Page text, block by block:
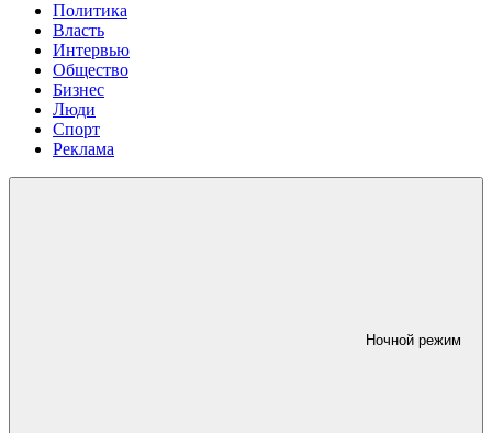
Политика
Власть
Интервью
Общество
Бизнес
Люди
Спорт
Реклама
Ночной режим